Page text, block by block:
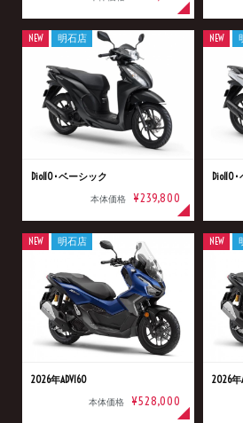
Dio110･ベーシック
本体価格 ¥239,800
NEW 明石店
Dio110
NEW
2026年ADV160
本体価格 ¥528,000
NEW 明石店
2026年
NEW